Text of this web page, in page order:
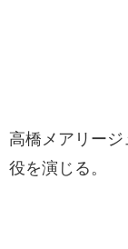
高橋メアリー
役を演じる。